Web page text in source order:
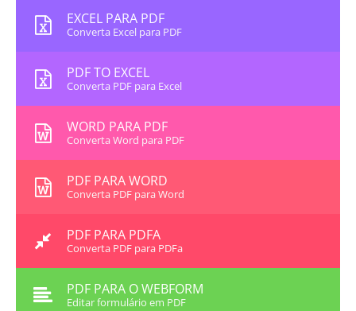
EXCEL PARA PDF
Converta Excel para PDF
PDF TO EXCEL
Converta PDF para Excel
WORD PARA PDF
Converta Word para PDF
PDF PARA WORD
Converta PDF para Word
PDF PARA PDFA
Converta PDF para PDFa
PDF PARA O WEBFORM
Editar formulário em PDF